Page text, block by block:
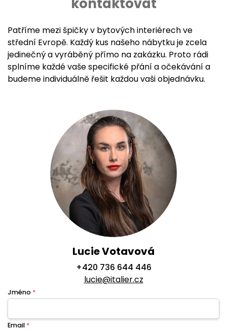
kontaktovat
Patříme mezi špičky v bytových interiérech ve
střední Evropě. Každý kus našeho nábytku je zcela
jedinečný a vyráběný přímo na zakázku. Proto rádi
splníme každé vaše specifické přání a očekávání a
budeme individuálně řešit každou vaši objednávku.
Lucie Votavová
+420 736 644 446
lucie@italier.cz
Jméno *
Email *